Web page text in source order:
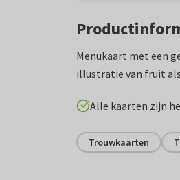
Menukaart met een
illustratie van fruit
Alle kaarten zijn
Trouwkaarten